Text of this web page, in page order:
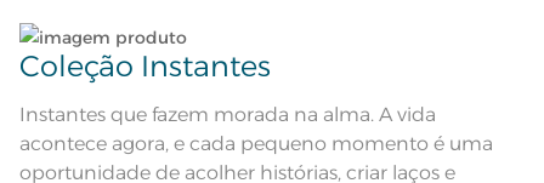
Instruções de Lavagem
Observações
e modelo do monitor ou do
aparelho celular. Consultar a cor
nas especificações técnicas do
produto.
Leia atentamente as instruções na etiqueta.
Coleção Instantes
Instantes que fazem morada na alma. A vida
acontece agora, e cada pequeno momento é uma
oportunidade de acolher histórias, criar laços e